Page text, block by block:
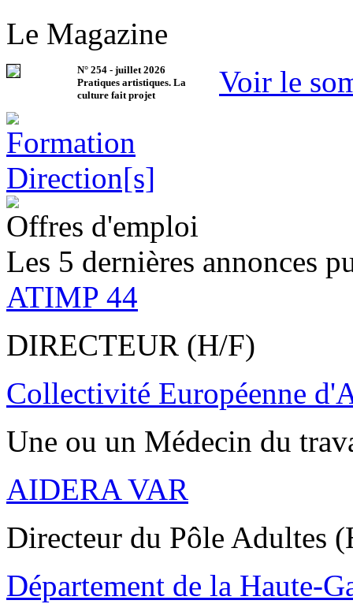
Le Magazine
N° 254 - juillet 2026
Pratiques artistiques. La
culture fait projet
Voir le
Offres d'emploi
Les 5 dernières annonces
ATIMP 44
DIRECTEUR (H/F)
Collectivité Européenne
Une ou un Médecin du
AIDERA VAR
Directeur du Pôle Adultes
Département de la Haute-